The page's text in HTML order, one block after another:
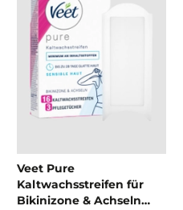
Veet Pure
Kaltwachsstreifen für
Bikinizone & Achseln